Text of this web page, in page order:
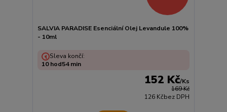
SALVIA PARADISE Esenciální Olej Levandule 100%
- 10ml
169 Kč
152 Kč/Ks
126 Kčbez DPH
Sleva končí:
10hod54min